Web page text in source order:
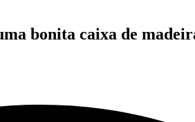
bonita caixa de